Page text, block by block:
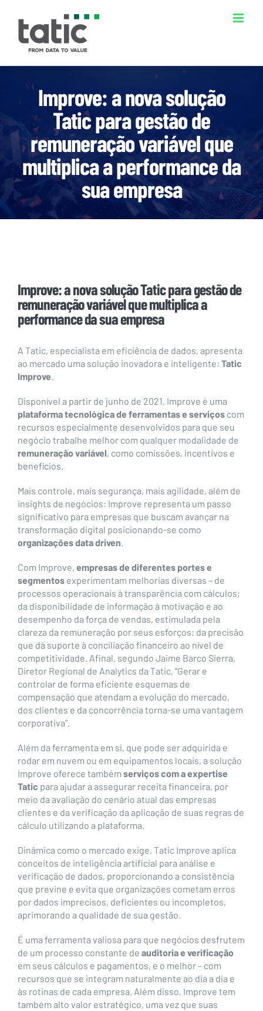
conteúdo
Improve: a nova solução
Tatic para gestão de
remuneração variável que
multiplica a performance da
sua empresa
Improve: a nova solução Tatic para gestão de
remuneração variável que multiplica a
performance da sua empresa
A Tatic, especialista em eficiência de dados, apresenta
ao mercado uma solução inovadora e inteligente: Tatic
Improve.
Disponível a partir de junho de 2021, Improve é uma
plataforma tecnológica de ferramentas e serviçoscom
recursos especialmente desenvolvidos para que seu
negócio trabalhe melhor com qualquer modalidade de
remuneração variável, como comissões, incentivos e
benefícios.
Mais controle, mais segurança, mais agilidade, além de
insights de negócios: Improve representa um passo
significativo para empresas que buscam avançar na
transformação digital posicionando-se como
organizações data driven.
Com Improve, empresas de diferentes portes e
segmentosexperimentam melhorias diversas – de
processos operacionais à transparência com cálculos;
da disponibilidade de informação à motivação e ao
desempenho da força de vendas, estimulada pela
clareza da remuneração por seus esforços; da precisão
que dá suporte à conciliação financeiro ao nível de
competitividade. Afinal, segundo Jaime Barco Sierra,
Diretor Regional de Analytics da Tatic, “Gerar e
controlar de forma eficiente esquemas de
compensação que atendam a evolução do mercado,
dos clientes e da concorrência torna-se uma vantagem
corporativa”.
Além da ferramenta em si, que pode ser adquirida e
rodar em nuvem ou em equipamentos locais, a solução
Improve oferece também serviços com a expertise
Tatic para ajudar a assegurar receita financeira, por
meio da avaliação do cenário atual das empresas
clientes e da verificação da aplicação de suas regras de
cálculo utilizando a plataforma.
Dinâmica como o mercado exige, Tatic Improve aplica
conceitos de inteligência artificial para análise e
verificação de dados, proporcionando a consistência
que previne e evita que organizações cometam erros
por dados imprecisos, deficientes ou incompletos,
aprimorando a qualidade de sua gestão.
É uma ferramenta valiosa para que negócios desfrutem
de um processo constante de auditoria e verificação
em seus cálculos e pagamentos, e o melhor – com
recursos que se integram naturalmente ao dia a dia e
às rotinas de cada empresa. Além disso, Improve tem
também alto valor estratégico, uma vez que suas